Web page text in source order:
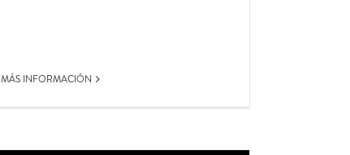
MÁS INFORMACIÓN